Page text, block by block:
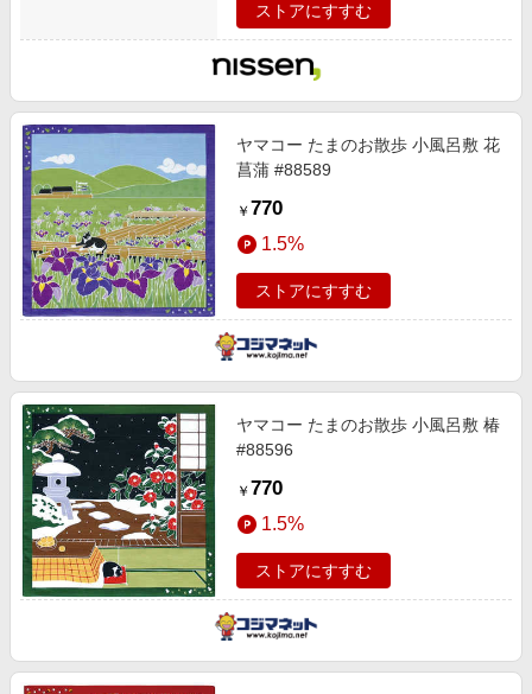
ストアにすすむ
ヤマコー たまのお散歩 小風呂敷 花
菖蒲 #88589
￥ 770
1.5%
ストアにすすむ
ヤマコー たまのお散歩 小風呂敷 椿
#88596
￥ 770
1.5%
ストアにすすむ